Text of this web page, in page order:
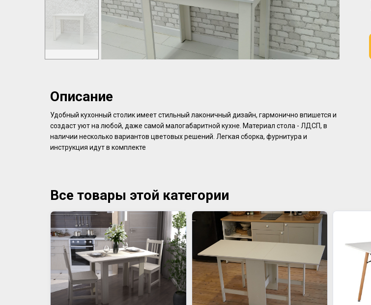
Описание
Удобный кухонный столик имеет стильный лаконичный дизайн, гармонично впишется и
создаст уют на любой, даже самой малогабаритной кухне. Материал стола - ЛДСП, в
наличии несколько вариантов цветовых решений. Легкая сборка, фурнитура и
инструкция идут в комплекте
Все товары этой категории